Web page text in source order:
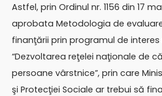
Astfel, prin Ordinul nr. 1156 din 17
aprobata Metodologia de
finanţării prin programul de
“Dezvoltarea reţelei naţionale de
persoane vârstnice”, prin care
şi Protecţiei Sociale ar trebui să